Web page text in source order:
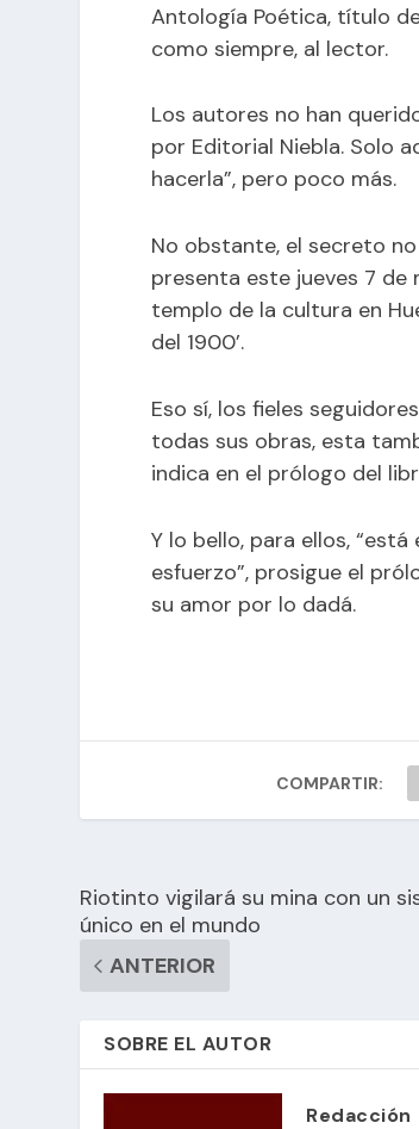
Antología Poética, título
como siempre, al lector.
Los autores no han
por Editorial Niebla. Solo
hacerla”, pero poco más.
No obstante, el secreto
presenta este jueves 7 de
templo de la cultura en
del 1900’.
Eso sí, los fieles
todas sus obras, esta
indica en el prólogo del
Y lo bello, para ellos,
esfuerzo”, prosigue el
su amor por lo dadá.
COMPARTIR:
Riotinto vigilará su mina con un
único en el mundo
ANTERIOR
SOBRE EL AUTOR
Redacción